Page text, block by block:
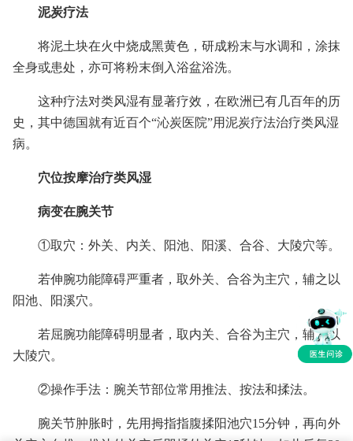
泥炭疗法
将泥土块在火中烧成黑黄色，研成粉末与水调和，涂抹
全身或患处，亦可将粉末倒入浴盆浴洗。
这种疗法对类风湿有显著疗效，在欧洲已有几百年的历
史，其中德国就有近百个“沁炭医院”用泥炭疗法治疗类风湿
病。
穴位按摩治疗类风湿
病变在腕关节
①取穴：外关、内关、阳池、阳溪、合谷、大陵穴等。
若伸腕功能障碍严重者，取外关、合谷为主穴，辅之以
阳池、阳溪穴。
若屈腕功能障碍明显者，取内关、合谷为主穴，辅之以
大陵穴。
②操作手法：腕关节部位常用推法、按法和揉法。
腕关节肿胀时，先用拇指指腹揉阳池穴15分钟，再向外